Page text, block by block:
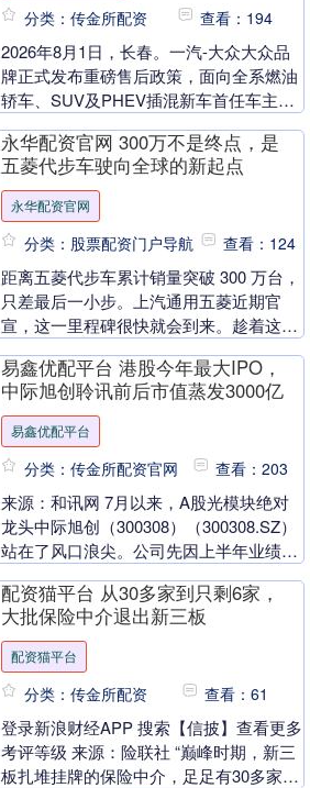
分类：传金所配资 查看：194
2026年8月1日，长春。一汽-大众大众品
牌正式发布重磅售后政策，面向全系燃油
轿车、SUV及PHEV插混新车首任车主，
质....
永华配资官网 300万不是终点，是
五菱代步车驶向全球的新起点
永华配资官网
分类：股票配资门户导航 查看：124
距离五菱代步车累计销量突破 300 万台，
只差最后一小步。上汽通用五菱近期官
宣，这一里程碑很快就会到来。趁着这个
陆印尼市场，....
易鑫优配平台 港股今年最大IPO，
中际旭创聆讯前后市值蒸发3000亿
易鑫优配平台
分类：传金所配资官网 查看：203
来源：和讯网 7月以来，A股光模块绝对
龙头中际旭创（300308）（300308.SZ）
站在了风口浪尖。公司先因上半年业绩预
持....
配资猫平台 从30多家到只剩6家，
大批保险中介退出新三板
配资猫平台
分类：传金所配资 查看：61
登录新浪财经APP 搜索【信披】查看更多
考评等级 来源：险联社 “巅峰时期，新三
板扎堆挂牌的保险中介，足足有30多家，